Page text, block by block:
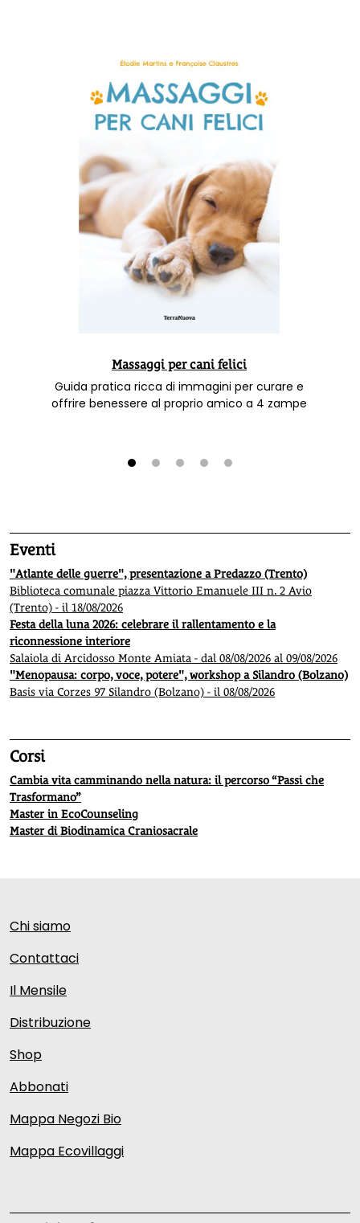
Massaggi per cani felici
Guida pratica ricca di immagini per curare e
offrire benessere al proprio amico a 4 zampe
Eventi
"Atlante delle guerre", presentazione a Predazzo (Trento)
Biblioteca comunale piazza Vittorio Emanuele III n. 2 Avio
(Trento) - il 18/08/2026
Festa della luna 2026: celebrare il rallentamento e la
riconnessione interiore
Salaiola di Arcidosso Monte Amiata - dal 08/08/2026 al 09/08/2026
"Menopausa: corpo, voce, potere", workshop a Silandro (Bolzano)
Basis via Corzes 97 Silandro (Bolzano) - il 08/08/2026
Corsi
Cambia vita camminando nella natura: il percorso “Passi che
Trasformano”
Master in EcoCounseling
Master di Biodinamica Craniosacrale
Chi siamo
Contattaci
Il Mensile
Distribuzione
Shop
Abbonati
Mappa Negozi Bio
Mappa Ecovillaggi